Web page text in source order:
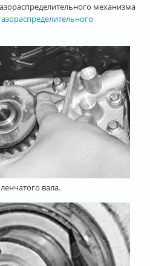
механизма
вала.